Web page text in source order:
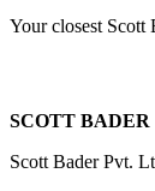
Your closest Scott
SCOTT BADER
Scott Bader Pvt.